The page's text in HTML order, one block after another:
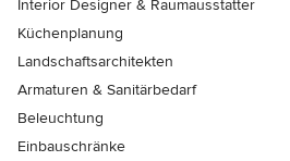
Interior Designer & Raumausstatter
Küchenplanung
Landschaftsarchitekten
Armaturen & Sanitärbedarf
Beleuchtung
Einbauschränke